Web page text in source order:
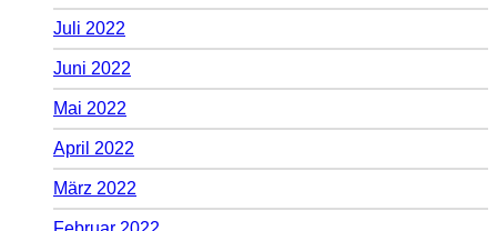
Juli 2022
Juni 2022
Mai 2022
April 2022
März 2022